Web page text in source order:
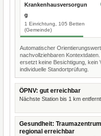
Krankenhausversorgun
g
1 Einrichtung, 105 Betten
(Gemeinde)
Automatischer
nachvollziehbaren Kontextdaten.
ersetzt keine Besichtigung, kein
individuelle Standortprüfung.
ÖPNV: gut erreichbar
Nächste Station bis 1 km entfernt.
Gesundheit: Traumazentrum
regional erreichbar